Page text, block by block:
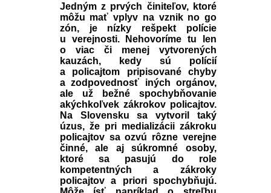
Jedným z prvých činiteľov, ktoré
môžu mať vplyv na vznik no go
zón, je nízky rešpekt polície
u verejnosti. Nehovoríme tu len
o viac či menej vytvorených
kauzách, kedy sú polícií
a policajtom pripisované chyby
a zodpovednosť iných orgánov,
ale už bežné spochybňovanie
akýchkoľvek zákrokov policajtov.
Na Slovensku sa vytvoril taký
úzus, že pri medializácii zákroku
policajtov sa ozvú rôzne verejne
činné, ale aj súkromné osoby,
ktoré sa pasujú do role
kompetentných a zákroky
policajtov a priori spochybňujú.